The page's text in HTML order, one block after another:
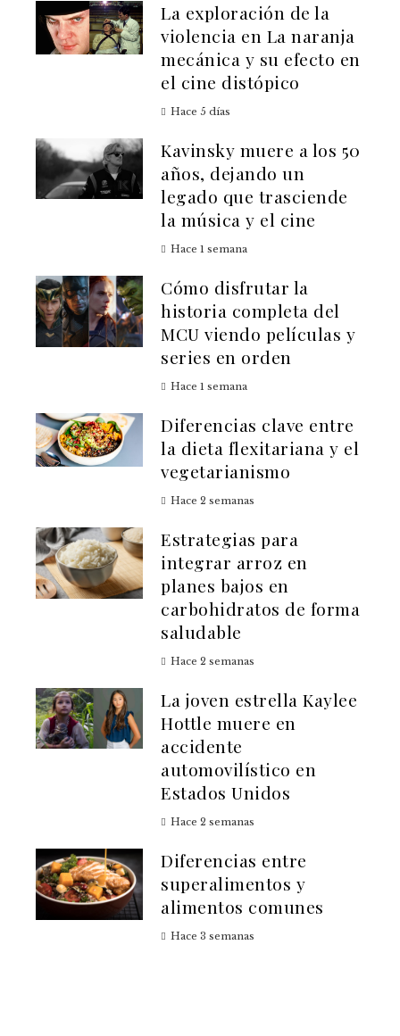
La exploración de la
violencia en La naranja
mecánica y su efecto en
el cine distópico
Hace 5 días
Kavinsky muere a los 50
años, dejando un
legado que trasciende
la música y el cine
Hace 1 semana
Cómo disfrutar la
historia completa del
MCU viendo películas y
series en orden
Hace 1 semana
Diferencias clave entre
la dieta flexitariana y el
vegetarianismo
Hace 2 semanas
Estrategias para
integrar arroz en
planes bajos en
carbohidratos de forma
saludable
Hace 2 semanas
La joven estrella Kaylee
Hottle muere en
accidente
automovilístico en
Estados Unidos
Hace 2 semanas
Diferencias entre
superalimentos y
alimentos comunes
Hace 3 semanas